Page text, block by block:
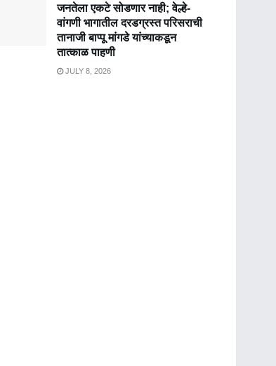
जनतेला एकटे सोडणार नाही; वेल्हे-
वांगणी भागातील दरडग्रस्त परिसराची
तानाजी बाप्पू मांगडे यांच्याकडून
तात्काळ पाहणी
JULY 8, 2026